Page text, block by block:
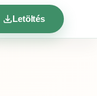
Letöltés